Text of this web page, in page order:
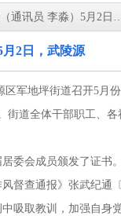
员 李淼）5月2日，武陵源
2日，武陵源
区军地坪街道召开5月份
街道全体干部职工、各
委会成员颁发了证书
督查通报》张武纪通
吸取教训，加强自身